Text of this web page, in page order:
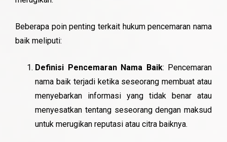
Beberapa poin penting terkait hukum pencemaran nama
baik meliputi:
Definisi Pencemaran Nama Baik: Pencemaran
nama baik terjadi ketika seseorang membuat atau
menyebarkan informasi yang tidak benar atau
menyesatkan tentang seseorang dengan maksud
untuk merugikan reputasi atau citra baiknya.